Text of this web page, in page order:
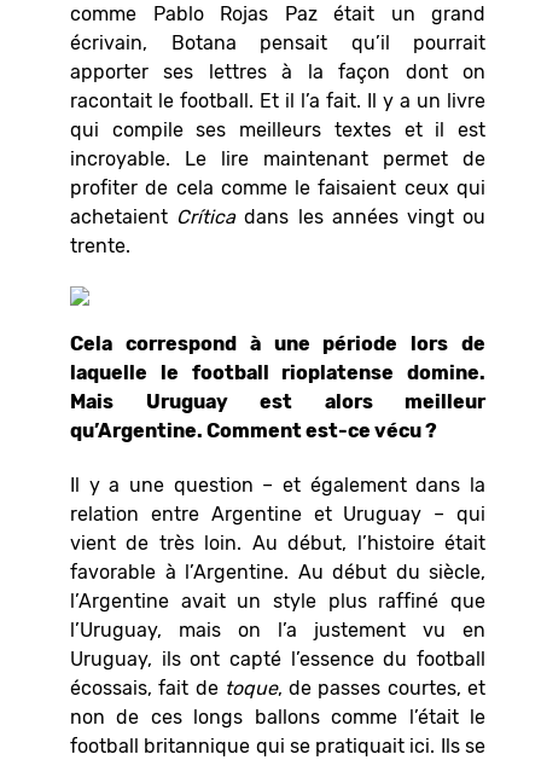
comme Pablo Rojas Paz était un grand
écrivain, Botana pensait qu’il pourrait
apporter ses lettres à la façon dont on
racontait le football. Et il l’a fait. Il y a un livre
qui compile ses meilleurs textes et il est
incroyable. Le lire maintenant permet de
profiter de cela comme le faisaient ceux qui
achetaient Críticadans les années vingt ou
trente.
Cela correspond à une période lors de
laquelle le football rioplatense domine.
Mais Uruguay est alors meilleur
qu’Argentine. Comment est-ce vécu ?
Il y a une question – et également dans la
relation entre Argentine et Uruguay – qui
vient de très loin. Au début, l’histoire était
favorable à l’Argentine. Au début du siècle,
l’Argentine avait un style plus raffiné que
l’Uruguay, mais on l’a justement vu en
Uruguay, ils ont capté l’essence du football
écossais, fait de toque, de passes courtes, et
non de ces longs ballons comme l’était le
football britannique qui se pratiquait ici. Ils se